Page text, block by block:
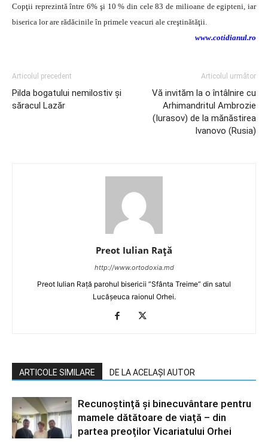
Copţii reprezintă între 6% şi 10 % din cele 83 de milioane de egipteni, iar
biserica lor are rădăcinile în primele veacuri ale creştinătăţii.
www.cotidianul.ro
Articolul precedent
Pilda bogatului nemilostiv şi
săracul Lazăr
Articolul următor
Vă invităm la o întâlnire cu
Arhimandritul Ambrozie
(Iurasov) de la mănăstirea
Ivanovo (Rusia)
Preot Iulian Raţă
http://www.ortodoxia.md
Preot Iulian Rață parohul bisericii ”Sfânta Treime” din satul
Lucășeuca raionul Orhei.
ARTICOLE SIMILARE DE LA ACELAȘI AUTOR
Recunoștință și binecuvântare pentru
mamele dătătoare de viață – din
partea preoților Vicariatului Orhei